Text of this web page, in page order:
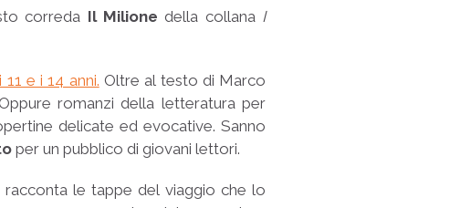
correda Il Milione della collana I
e i 14 anni. Oltre al testo di Marco
romanzi della letteratura per
delicate ed evocative. Sanno
per un pubblico di giovani lettori.
le tappe del viaggio che lo